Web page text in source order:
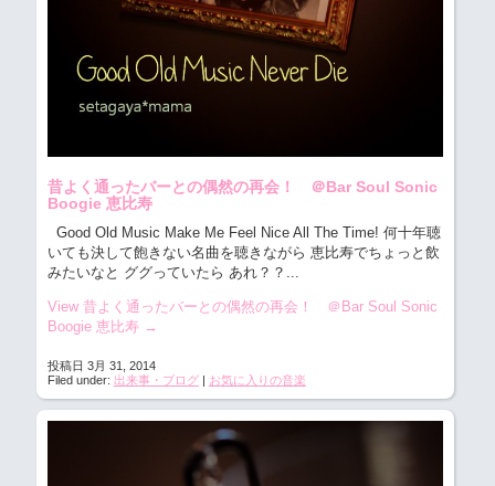
昔よく通ったバーとの偶然の再会！ ＠Bar Soul Sonic
Boogie 恵比寿
Good Old Music Make Me Feel Nice All The Time! 何十年聴
いても決して飽きない名曲を聴きながら 恵比寿でちょっと飲
みたいなと ググっていたら あれ？？...
View 昔よく通ったバーとの偶然の再会！ ＠Bar Soul Sonic
Boogie 恵比寿 →
投稿日 3月 31, 2014
Filed under: 出来事・ブログ| お気に入りの音楽